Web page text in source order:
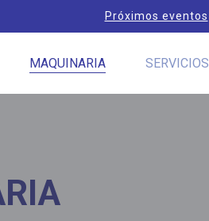
Próximos eventos
MAQUINARIA SERVICIOS